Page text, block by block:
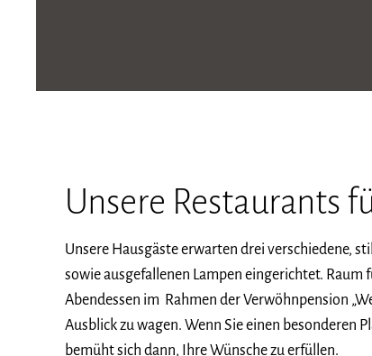
Unsere Restaurants
Unsere Hausgäste erwarten drei verschiedene,
sowie ausgefallenen Lampen eingerichtet. Raum
Abendessen im Rahmen der Verwöhnpension
Ausblick zu wagen. Wenn Sie einen besonderen
bemüht sich dann, Ihre Wünsche zu erfüllen.